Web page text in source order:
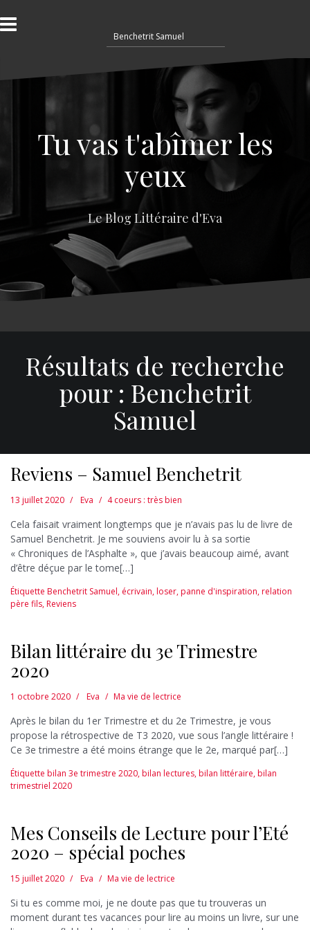
l
a
e
e
Tu vas t'abîmer les
yeux
Le Blog Littéraire d'Eva
Résultats de recherche
pour : Benchetrit
Samuel
Reviens – Samuel Benchetrit
13 juillet 2020 Eva 4 coeurs : très bien
Cela faisait vraiment longtemps que je n’avais pas lu de livre de
Samuel Benchetrit. Je me souviens avoir lu à sa sortie
« Chroniques de l’Asphalte », que j’avais beaucoup aimé, avant
d’être déçue par le tome[…]
Étiquette Benchetrit Samuel, écrivain,loser,panne d'inspiration,relation
père fils,Reviens
Bilan littéraire du 3e Trimestre
2020
1 octobre 2020 Eva Ma vie de lectrice
Après le bilan du 1er Trimestre et du 2e Trimestre, je vous
propose la rétrospective de T3 2020, vue sous l’angle littéraire !
Ce 3e trimestre a été moins étrange que le 2e, marqué par[…]
Étiquette bilan 3e trimestre 2020,bilan lectures,bilan littéraire,bilan
trimestriel 2020
Mes Conseils de Lecture pour l’Eté
2020 – spécial poches
15 juillet 2020 Eva Ma vie de lectrice
Si tu es comme moi, je ne doute pas que tu trouveras un
moment durant tes vacances pour lire au moins un livre, sur une